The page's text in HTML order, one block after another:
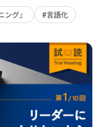
グ』
#言語化